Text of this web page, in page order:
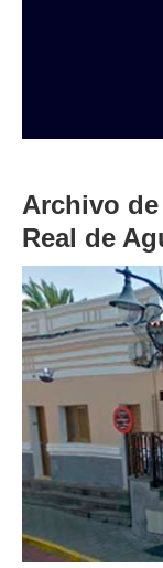
Archivo
Real de